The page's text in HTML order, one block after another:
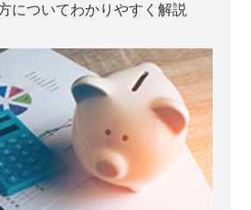
についてわかりやすく解説